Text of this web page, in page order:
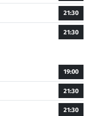
21:30
21:30
19:00
21:30
21:30